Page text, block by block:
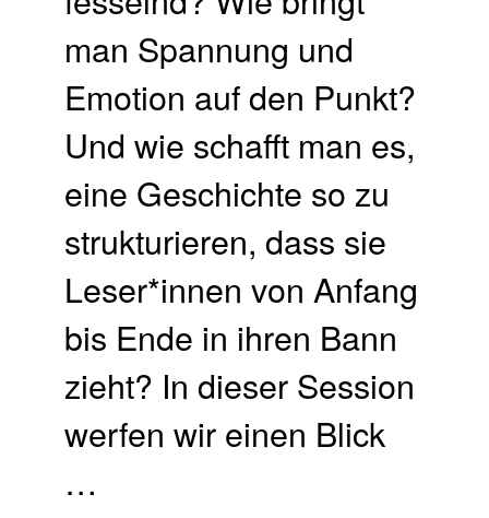
man Spannung und
Emotion auf den Punkt?
Und wie schafft man es,
eine Geschichte so zu
strukturieren, dass sie
Leser*innen von Anfang
bis Ende in ihren Bann
zieht? In dieser Session
werfen wir einen Blick
…